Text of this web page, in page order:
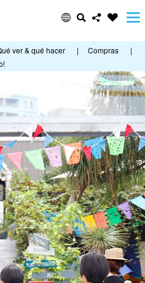
ver & qué hacer | Compras
|